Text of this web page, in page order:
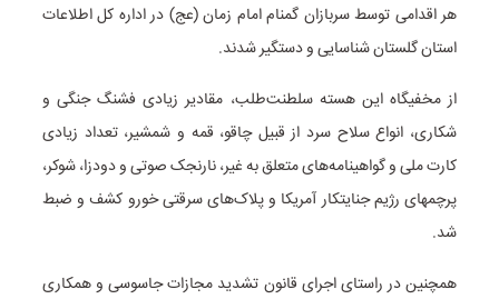
هر اقدامی توسط سربازان گمنام امام زمان (عج) در اداره کل اطلاعات
استان گلستان شناسایی و دستگیر شدند.
از مخفیگاه این هسته سلطنت‌طلب، مقادیر زیادی فشنگ جنگی و
شکاری، انواع سلاح سرد از قبیل چاقو، قمه و شمشیر، تعداد زیادی
کارت ملی و گواهینامه‌های متعلق به غیر، نارنجک صوتی و دودزا، شوکر،
پرچمهای رژیم جنایتکار آمریکا و پلاک‌های سرقتی خورو کشف و ضبط
شد.
همچنین در راستای اجرای قانون تشدید مجازات جاسوسی و همکاری